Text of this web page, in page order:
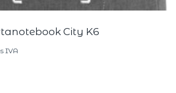
City K6
IVA